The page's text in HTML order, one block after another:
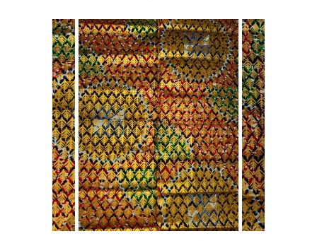
AJOUTER AU PANIER